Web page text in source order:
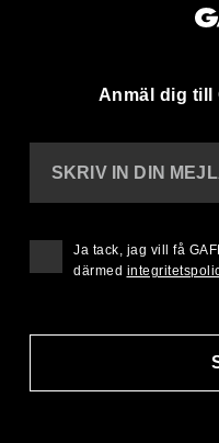
Anmäl dig till
SKRIV IN DIN
Ja tack, jag vill få
därmed